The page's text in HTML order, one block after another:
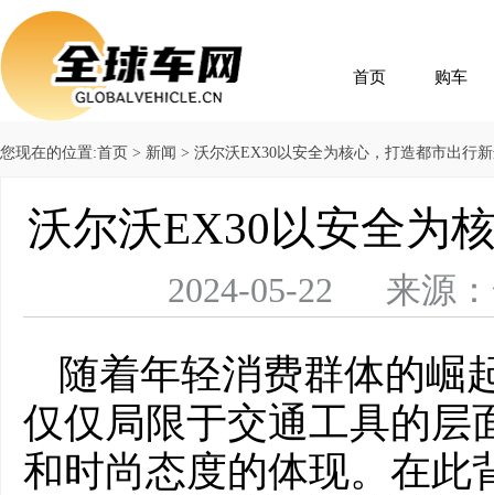
首页 购车
您现在的位置:首页 > 新闻 > 沃尔沃EX30以安全为核心，打造都市出行
沃尔沃EX30以安全为
2024-05-22 来源
随着年轻消费群体的崛
仅仅局限于交通工具的层
和时尚态度的体现。在此